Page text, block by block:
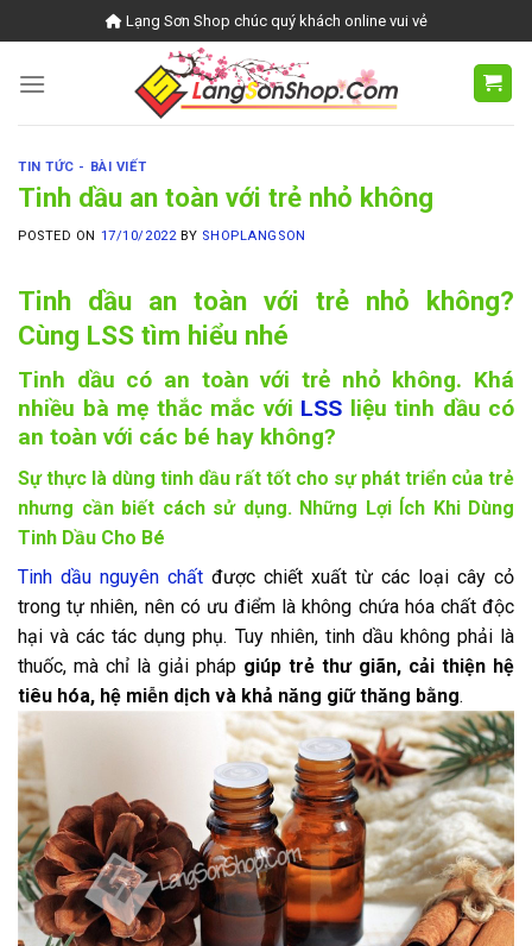
to
content
Lạng Sơn Shop chúc quý khách online vui vẻ
TIN TỨC - BÀI VIẾT
Tinh dầu an toàn với trẻ nhỏ không
POSTED ON 17/10/2022BY SHOPLANGSON
Tinh dầu an toàn với trẻ nhỏ không?
Cùng LSS tìm hiểu nhé
Tinh dầu có an toàn với trẻ nhỏ không. Khá
nhiều bà mẹ thắc mắc với LSS liệu tinh dầu có
an toàn với các bé hay không?
Sự thực là dùng tinh dầu rất tốt cho sự phát triển của trẻ
nhưng cần biết cách sử dụng. Những Lợi Ích Khi Dùng
Tinh Dầu Cho Bé
Tinh dầu nguyên chất được chiết xuất từ các loại cây cỏ
trong tự nhiên, nên có ưu điểm là không chứa hóa chất độc
hại và các tác dụng phụ. Tuy nhiên, tinh dầu không phải là
thuốc, mà chỉ là giải pháp giúp trẻ thư giãn, cải thiện hệ
tiêu hóa, hệ miễn dịch và khả năng giữ thăng bằng.